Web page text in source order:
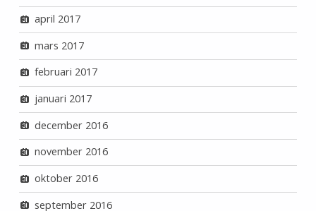
april 2017
mars 2017
februari 2017
januari 2017
december 2016
november 2016
oktober 2016
september 2016